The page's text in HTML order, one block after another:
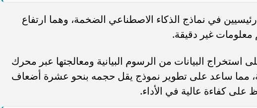
في نماذج الذكاء الاصطناعي الضخمة، وهما ارتفاع
معلومات غير دقيقة.
استخراج البيانات من الرسوم البيانية ومعالجتها عبر محرك
مما ساعد على تطوير نموذج يقل حجمه بنحو عشرة أضعاف
على كفاءة عالية في الأداء.